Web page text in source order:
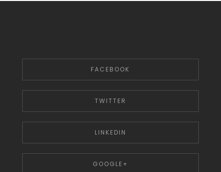
FACEBOOK
TWITTER
LINKEDIN
GOOGLE+